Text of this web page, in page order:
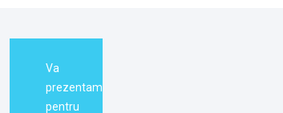
Va
prezentam
pentru